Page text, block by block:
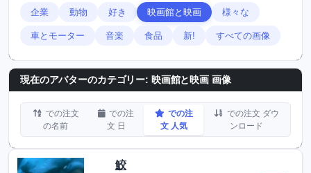
企業 動物 好き 映画館と映画 様々な
車とモーター 音楽 食品 新! すべての画像
現在のアバターのカテゴリー: 映画館と映画 画像
での注文
の名前
での注
文 日
での注
文 人気
での注文 ダウ
ンロード
鮫